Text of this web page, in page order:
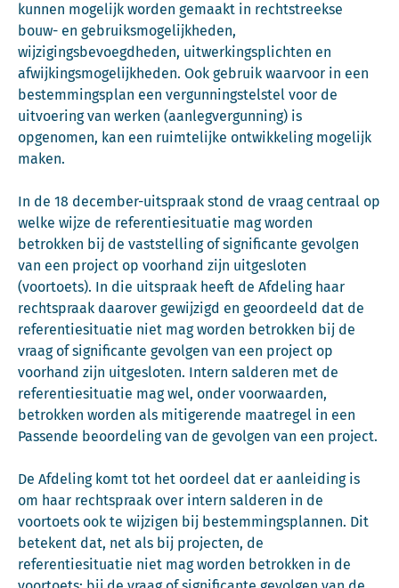
kunnen mogelijk worden gemaakt in rechtstreekse
bouw- en gebruiksmogelijkheden,
wijzigingsbevoegdheden, uitwerkingsplichten en
afwijkingsmogelijkheden. Ook gebruik waarvoor in een
bestemmingsplan een vergunningstelstel voor de
uitvoering van werken (aanlegvergunning) is
opgenomen, kan een ruimtelijke ontwikkeling mogelijk
maken.
In de 18 december-uitspraak stond de vraag centraal op
welke wijze de referentiesituatie mag worden
betrokken bij de vaststelling of significante gevolgen
van een project op voorhand zijn uitgesloten
(voortoets). In die uitspraak heeft de Afdeling haar
rechtspraak daarover gewijzigd en geoordeeld dat de
referentiesituatie niet mag worden betrokken bij de
vraag of significante gevolgen van een project op
voorhand zijn uitgesloten. Intern salderen met de
referentiesituatie mag wel, onder voorwaarden,
betrokken worden als mitigerende maatregel in een
Passende beoordeling van de gevolgen van een project.
De Afdeling komt tot het oordeel dat er aanleiding is
om haar rechtspraak over intern salderen in de
voortoets ook te wijzigen bij bestemmingsplannen. Dit
betekent dat, net als bij projecten, de
referentiesituatie niet mag worden betrokken in de